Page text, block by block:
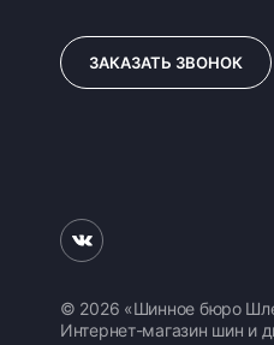
ЗАКАЗАТЬ ЗВОНОК
© 2026 «Шинное бюро
Интернет-магазин шин и